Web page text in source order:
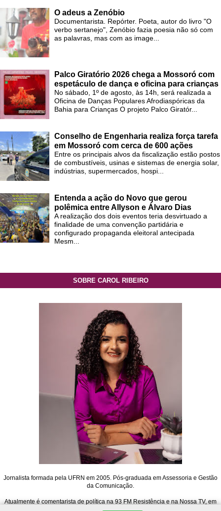
O adeus a Zenóbio
Documentarista. Repórter. Poeta, autor do livro "O
verbo sertanejo", Zenóbio fazia poesia não só com
as palavras, mas com as image...
Palco Giratório 2026 chega a Mossoró com
espetáculo de dança e oficina para crianças
No sábado, 1º de agosto, às 14h, será realizada a
Oficina de Danças Populares Afrodiaspóricas da
Bahia para Crianças O projeto Palco Giratór...
Conselho de Engenharia realiza força tarefa
em Mossoró com cerca de 600 ações
Entre os principais alvos da fiscalização estão postos
de combustíveis, usinas e sistemas de energia solar,
indústrias, supermercados, hospi...
Entenda a ação do Novo que gerou
polêmica entre Allyson e Álvaro Dias
A realização dos dois eventos teria desvirtuado a
finalidade de uma convenção partidária e
configurado propaganda eleitoral antecipada
Mesm...
SOBRE CAROL RIBEIRO
Jornalista formada pela UFRN em 2005. Pós-graduada em Assessoria e Gestão
da Comunicação.
Atualmente é comentarista de política na 93 FM Resistência e na Nossa TV, em